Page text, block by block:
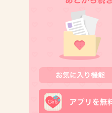
2019/02/10(日) 22:12:08
河田アナのほうが可愛い
2019/02/10(日) 22:12:43
お、おう、、、か、かわ、